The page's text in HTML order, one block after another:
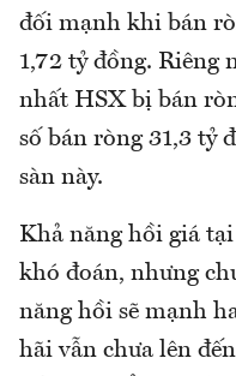
đối mạnh khi bán
1,72 tỷ đồng. Riêng
nhất HSX bị bán
số bán ròng 31,3 tỷ
sàn này.
Khả năng hồi giá
khó đoán, nhưng
năng hồi sẽ mạnh
hãi vẫn chưa lên